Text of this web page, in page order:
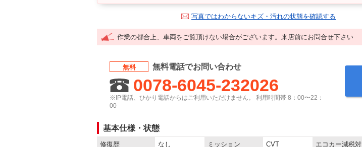
写真ではわからないキズ・汚れの状態を確認する
作業の都合上、車両をご覧頂けない場合がございます。来店前にお問合せ下さい
無料 無料電話でお問い合わせ
0078-6045-232026
※IP電話、ひかり電話からはご利用いただけません。 利用時間帯 8：00〜22：
00
基本仕様・状態
修復歴 なし ミッション CVT
エコカー減税対